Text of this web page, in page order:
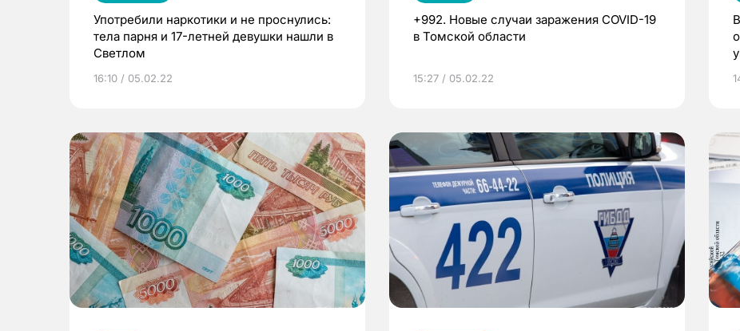
Употребили наркотики и не проснулись:
тела парня и 17-летней девушки нашли в
Светлом
16:10 / 05.02.22
+992. Новые случаи заражения COVID-19
в Томской области
15:27 / 05.02.22